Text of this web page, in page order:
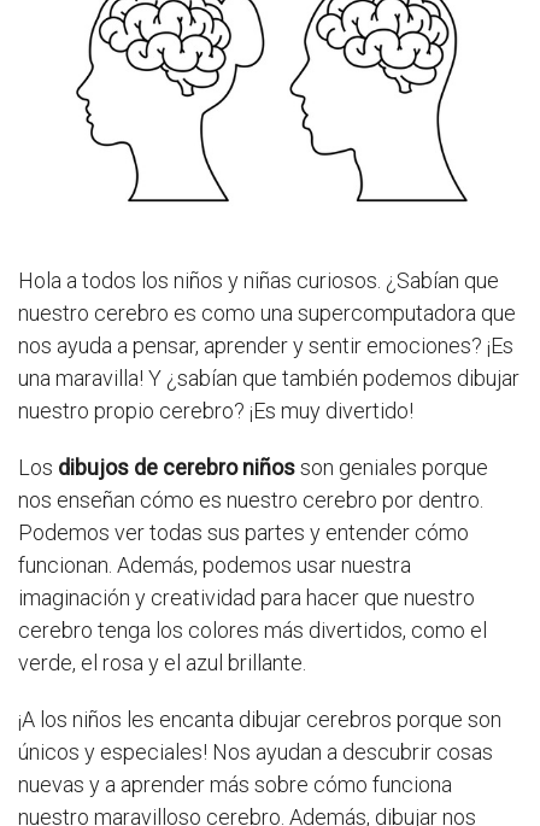
Hola a todos los niños y niñas curiosos. ¿Sabían que
nuestro cerebro es como una supercomputadora que
nos ayuda a pensar, aprender y sentir emociones? ¡Es
una maravilla! Y ¿sabían que también podemos dibujar
nuestro propio cerebro? ¡Es muy divertido!
Los dibujos de cerebro niñosson geniales porque
nos enseñan cómo es nuestro cerebro por dentro.
Podemos ver todas sus partes y entender cómo
funcionan. Además, podemos usar nuestra
imaginación y creatividad para hacer que nuestro
cerebro tenga los colores más divertidos, como el
verde, el rosa y el azul brillante.
¡A los niños les encanta dibujar cerebros porque son
únicos y especiales! Nos ayudan a descubrir cosas
nuevas y a aprender más sobre cómo funciona
nuestro maravilloso cerebro. Además, dibujar nos